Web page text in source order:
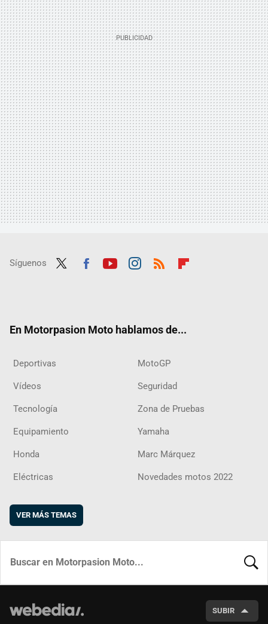
Síguenos
En Motorpasion Moto hablamos de...
Deportivas MotoGP
Vídeos Seguridad
Tecnología Zona de Pruebas
Equipamiento Yamaha
Honda Marc Márquez
Eléctricas Novedades motos 2022
VER MÁS TEMAS
SUBIR